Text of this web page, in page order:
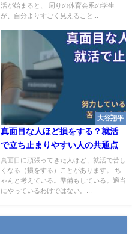
活が始まると、 周りの体育会系の学生
が、自分よりすごく見えること...
大谷翔平
真面目な人ほど損をする？就活
で立ち止まりやすい人の共通点
真面目に頑張ってきた人ほど、就活で苦し
くなる（損をする）ことがあります。 ち
ゃんと考えている。準備もしている。適当
にやっているわけではない。...